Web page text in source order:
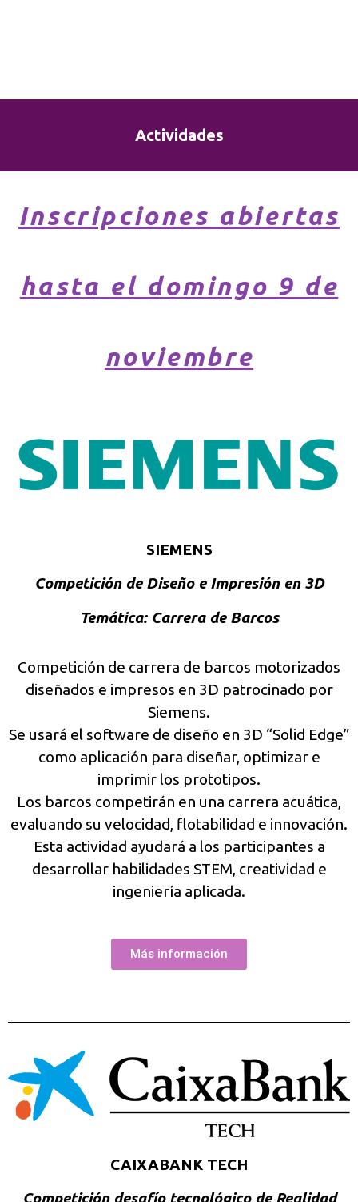
Actividades
Inscripciones abiertas
hasta el domingo 9 de
noviembre
SIEMENS
Competición de Diseño e Impresión en 3D
Temática: Carrera de Barcos
Competición de carrera de barcos motorizados
diseñados e impresos en 3D patrocinado por
Siemens.
Se usará el software de diseño en 3D “Solid Edge”
como aplicación para diseñar, optimizar e
imprimir los prototipos.
Los barcos competirán en una carrera acuática,
evaluando su velocidad, flotabilidad e innovación.
Esta actividad ayudará a los participantes a
desarrollar habilidades STEM, creatividad e
ingeniería aplicada.
Más información
CAIXABANK TECH
Competición desafío tecnológico de Realidad